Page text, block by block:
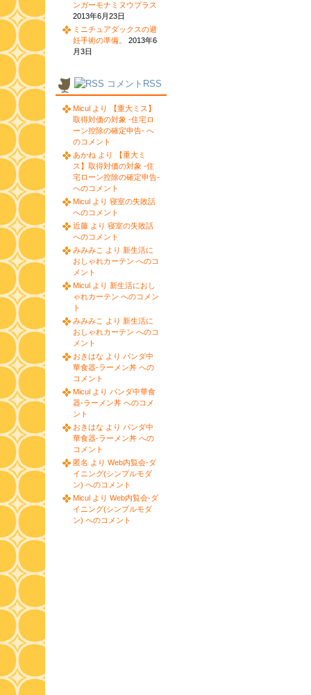
ンガーモナミヌウプラス
2013年6月23日
ミニチュアダックスの避
妊手術の準備。
2013年6
月3日
コメントRSS
Micul より 【重大ミス】
取得対価の対象 -住宅ロ
ーン控除の確定申告- へ
のコメント
あかね より 【重大ミ
ス】取得対価の対象 -住
宅ローン控除の確定申告-
へのコメント
Micul より 寝室の失敗話
へのコメント
近藤 より 寝室の失敗話
へのコメント
みみみこ より 新生活に
おしゃれカーテン へのコ
メント
Micul より 新生活におし
ゃれカーテン へのコメン
ト
みみみこ より 新生活に
おしゃれカーテン へのコ
メント
おきはな より パンダ中
華食器-ラーメン丼 への
コメント
Micul より パンダ中華食
器-ラーメン丼 へのコメ
ント
おきはな より パンダ中
華食器-ラーメン丼 への
コメント
匿名 より Web内覧会-ダ
イニング(シンプルモダ
ン) へのコメント
Micul より Web内覧会-ダ
イニング(シンプルモダ
ン) へのコメント